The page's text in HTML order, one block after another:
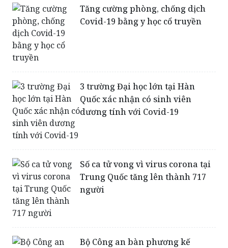
Tăng cường phòng, chống dịch
Covid-19 bằng y học cổ truyền
3 trường Đại học lớn tại Hàn
Quốc xác nhận có sinh viên
dương tính với Covid-19
Số ca tử vong vì virus corona tại
Trung Quốc tăng lên thành 717
người
Bộ Công an bàn phương kế